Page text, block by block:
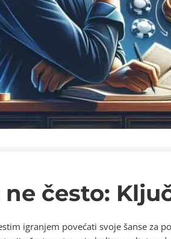
često:
igranjem povećati svoje šanse za